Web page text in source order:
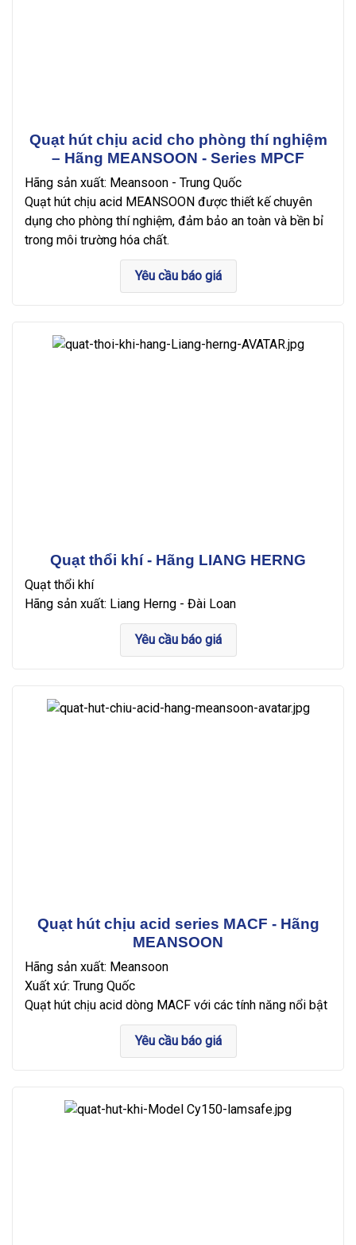
Quạt hút chịu acid cho phòng thí nghiệm
– Hãng MEANSOON - Series MPCF
Hãng sản xuất: Meansoon - Trung Quốc
Quạt hút chịu acid MEANSOON được thiết kế chuyên
dụng cho phòng thí nghiệm, đảm bảo an toàn và bền bỉ
trong môi trường hóa chất.
Yêu cầu báo giá
Quạt thổi khí - Hãng LIANG HERNG
Quạt thổi khí
Hãng sản xuất: Liang Herng - Đài Loan
Yêu cầu báo giá
Quạt hút chịu acid series MACF - Hãng
MEANSOON
Hãng sản xuất: Meansoon
Xuất xứ: Trung Quốc
Quạt hút chịu acid dòng MACF với các tính năng nổi bật
Yêu cầu báo giá